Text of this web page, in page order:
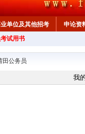
单位及其他招考 申论资
试用书
田公务员
我